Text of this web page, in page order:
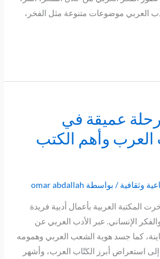
العربي موضوعات متنوعة مثل الفخر،
رحلة عميقة في
العرب وأهم الكتب
وثقافية/ بواسطة omar abdallah
المكتبة العربية بأعمال أدبية فريدة
الإنساني. عبر الأدب العربي عن
كما جسد هوية الشعب العربي وهمومه
استعراض أبرز الكتّاب العرب، وأشهر